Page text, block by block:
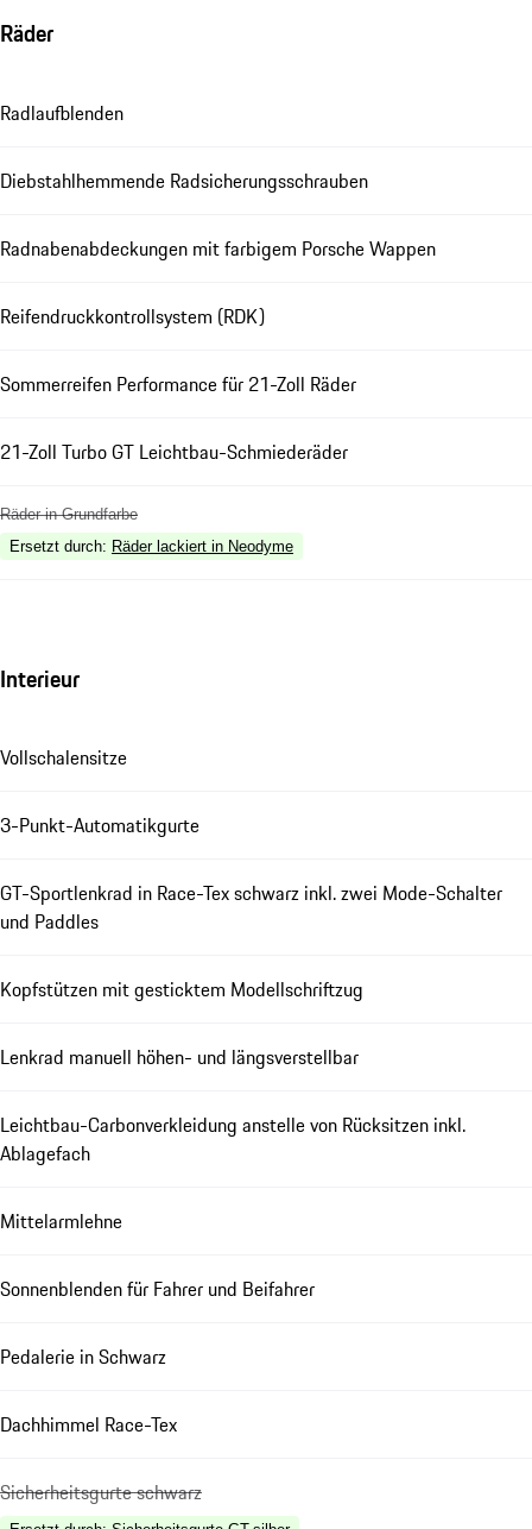
Räder
Radlaufblenden
Diebstahlhemmende Radsicherungsschrauben
Radnabenabdeckungen mit farbigem Porsche Wappen
Reifendruckkontrollsystem (RDK)
Sommerreifen Performance für 21-Zoll Räder
21-Zoll Turbo GT Leichtbau-Schmiederäder
Räder in Grundfarbe
Ersetzt durch: Räder lackiert in Neodyme
Interieur
Vollschalensitze
3-Punkt-Automatikgurte
GT-Sportlenkrad in Race-Tex schwarz inkl. zwei Mode-Schalter
und Paddles
Kopfstützen mit gesticktem Modellschriftzug
Lenkrad manuell höhen- und längsverstellbar
Leichtbau-Carbonverkleidung anstelle von Rücksitzen inkl.
Ablagefach
Mittelarmlehne
Sonnenblenden für Fahrer und Beifahrer
Pedalerie in Schwarz
Dachhimmel Race-Tex
Sicherheitsgurte schwarz